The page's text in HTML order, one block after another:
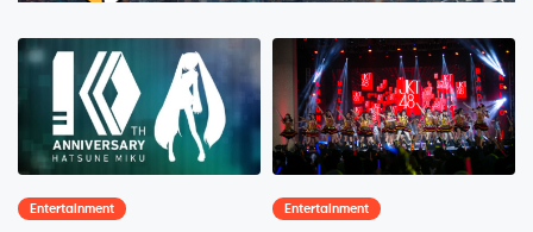
Entertainment Entertainment